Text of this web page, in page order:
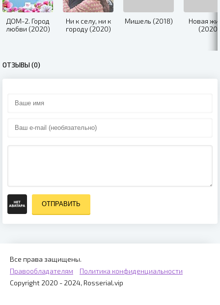
ДОМ-2. Город
любви (2020)
Ни к селу, ни к
городу (2020)
Мишель (2018)
Новая
(2020)
ОТЗЫВЫ (0)
ОТПРАВИТЬ
Все права защищены.
Правообладателям
Политика конфиденциальности
Copyright 2020 - 2024, Rosserial.vip